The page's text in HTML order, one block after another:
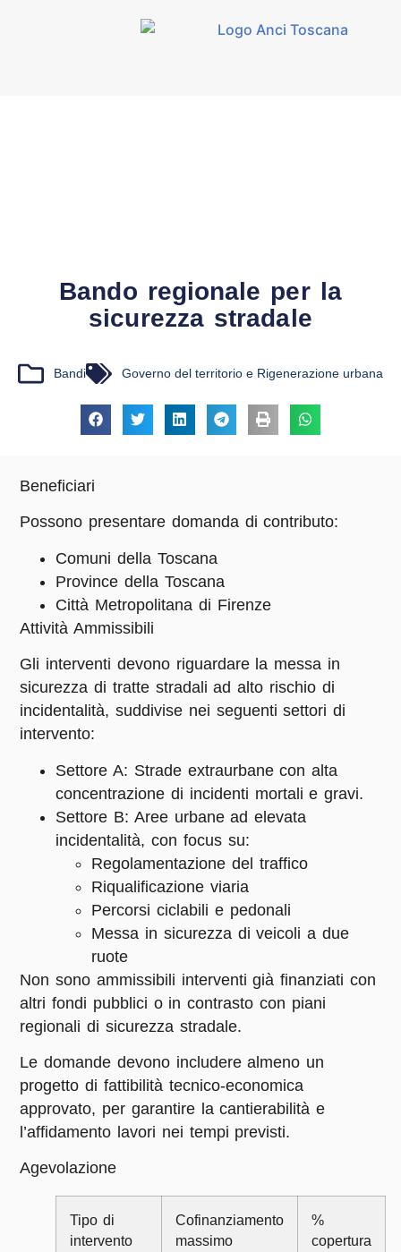
Bando regionale per la
sicurezza stradale
Bandi Governo del territorio e Rigenerazione urbana
Beneficiari
Possono presentare domanda di contributo:
Comuni della Toscana
Province della Toscana
Città Metropolitana di Firenze
Attività Ammissibili
Gli interventi devono riguardare la messa in
sicurezza di tratte stradali ad alto rischio di
incidentalità, suddivise nei seguentisettori di
intervento:
Settore A: Strade extraurbane con alta
concentrazione di incidenti mortali e gravi.
Settore B: Aree urbane ad elevata
incidentalità, con focus su:
Regolamentazione del traffico
Riqualificazione viaria
Percorsi ciclabili e pedonali
Messa in sicurezza di veicoli a due
ruote
Non sono ammissibili interventi già finanziati con
altri fondi pubblici o in contrasto con piani
regionali di sicurezza stradale.
Le domande devono includere almeno un
progetto di fattibilità tecnico-economica
approvato, per garantire la cantierabilità e
l’affidamento lavori nei tempi previsti.
Agevolazione
Tipo di
intervento
Cofinanziamento
massimo
%
copertura